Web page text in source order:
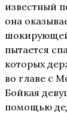
известный
она
пытается
которых
во главе с
Бойкая
помощью